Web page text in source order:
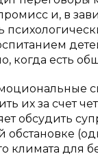
и, в
когда есть
их за счет
обсудить
климата для